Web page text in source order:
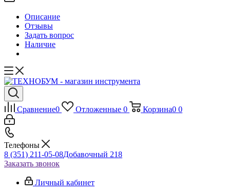
Описание
Отзывы
Задать вопрос
Наличие
Сравнение0 Отложенные 0 Корзина0 0
Телефоны
8 (351) 211-05-08Добавочный 218
Заказать звонок
Личный кабинет